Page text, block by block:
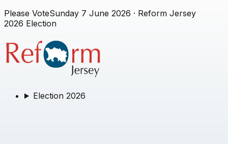
Please VoteSunday 7 June 2026 · Reform Jersey
2026 Election
Election 2026